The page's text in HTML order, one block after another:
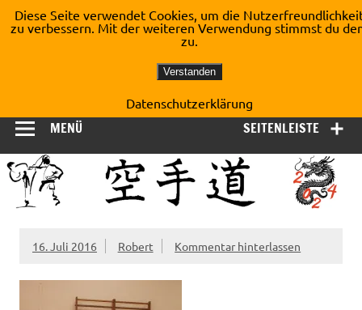
Inhalt
springen
Shotokan Karate Dojo
Kirchberg e.V.
SEITENLEISTE
MENÜ
16. Juli 2016 Robert Kommentar hinterlassen
Diese Seite verwendet Cookies, um die
zu verbessern. Mit der weiteren Verwendung stimmst du
zu.
Verstanden
Datenschutzerklärung